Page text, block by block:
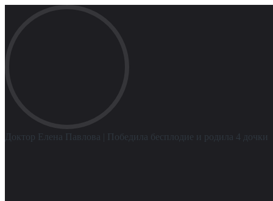
Доктор Елена Павлова | Победила бесплодие и родила 4 дочки